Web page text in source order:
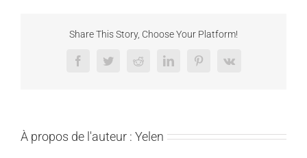
Share This Story, Choose Your Platform!
FacebookTwitterRedditLinkedInPinterest
Vk
À propos de l'auteur : Yelen